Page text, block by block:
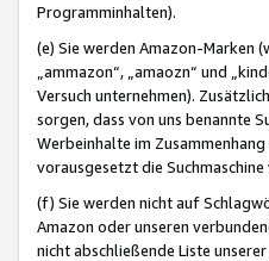
Programminhalten).
(e) Sie werden Amazon-Marken
„ammazon“, „amaozn“ und
Versuch unternehmen).
sorgen, dass von uns benannte
Werbeinhalte im
vorausgesetzt die
(f) Sie werden nicht auf
Amazon oder unseren
nicht abschließende Liste